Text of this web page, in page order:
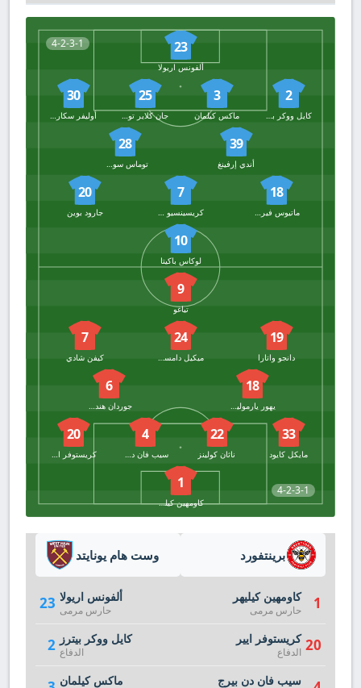
4-2-3-1 23
ألفونس اريولا
2
كايل ووكر بيترز
3
ماكس كيلمان
25
جان كلاير توديبو
30
أوليفر سكارلز
39
أندي إرفينغ
28
توماس سوستشيك
18
ماتيوس فيرنانديز
7
كريسينسيو سامرفيل
20
جارود بوين
10
لوكاس باكيتا
4-2-3-1
9
تياغو
19
دانجو واتارا
24
ميكيل دامسجارد
7
كيفن شادي
18
يهور يارموليوك
6
جوردان هندرسون
33
مايكل كايود
22
ناثان كولينز
4
سيب فان دن بيرج
20
كريستوفر ايير
1
كاومهين كيليهر
وست هام يونايتد
23 ألفونس اريولا
حارس مرمى
2 كايل ووكر بيترز
الدفاع
ماكس كيلمان
برينتفورد
1 كاومهين كيليهر
حارس مرمى
20 كريستوفر ايير
الدفاع
سيب فان دن بيرج